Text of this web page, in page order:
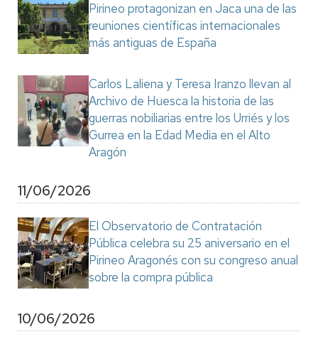
Pirineo protagonizan en Jaca una de las
reuniones científicas internacionales
más antiguas de España
Carlos Laliena y Teresa Iranzo llevan al
Archivo de Huesca la historia de las
guerras nobiliarias entre los Urriés y los
Gurrea en la Edad Media en el Alto
Aragón
11/06/2026
El Observatorio de Contratación
Pública celebra su 25 aniversario en el
Pirineo Aragonés con su congreso anual
sobre la compra pública
10/06/2026